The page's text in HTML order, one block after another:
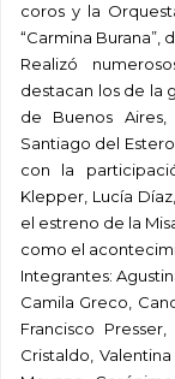
coros y la
“Carmina Burana”,
Realizó
destacan los de la
de Buenos
Santiago del
con la
Klepper, Lucía
el estreno de la
como el
Integrantes:
Camila Greco,
Francisco
Cristaldo,